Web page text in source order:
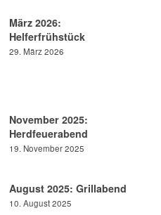
März 2026:
Helferfrühstück
29. März 2026
November 2025:
Herdfeuerabend
19. November 2025
August 2025: Grillabend
10. August 2025